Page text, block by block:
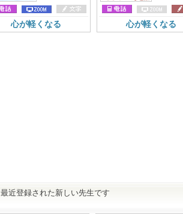
心が軽くなる 心が軽くなる
最近登録された新しい先生です